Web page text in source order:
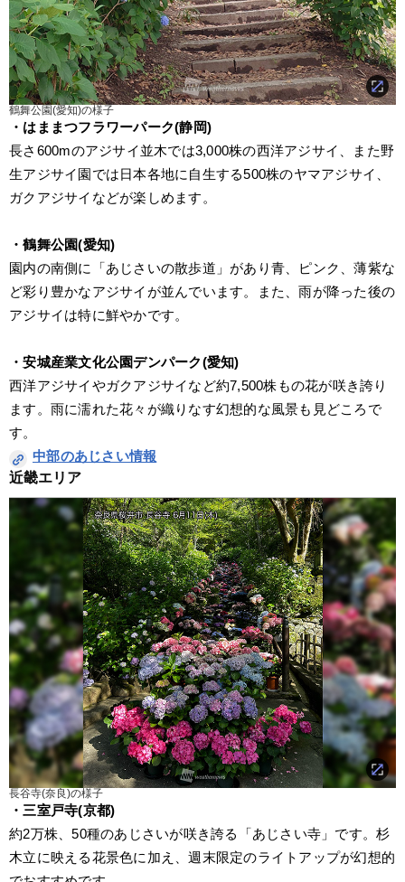
鶴舞公園(愛知)の様子
・はままつフラワーパーク(静岡)
長さ600mのアジサイ並木では3,000株の西洋アジサイ、また野
生アジサイ園では日本各地に自生する500株のヤマアジサイ、
ガクアジサイなどが楽しめます。
・鶴舞公園(愛知)
園内の南側に「あじさいの散歩道」があり青、ピンク、薄紫な
ど彩り豊かなアジサイが並んでいます。また、雨が降った後の
アジサイは特に鮮やかです。
・安城産業文化公園デンパーク(愛知)
西洋アジサイやガクアジサイなど約7,500株もの花が咲き誇り
ます。雨に濡れた花々が織りなす幻想的な風景も見どころで
す。
中部のあじさい情報
近畿エリア
長谷寺(奈良)の様子
・三室戸寺(京都)
約2万株、50種のあじさいが咲き誇る「あじさい寺」です。杉
木立に映える花景色に加え、週末限定のライトアップが幻想的